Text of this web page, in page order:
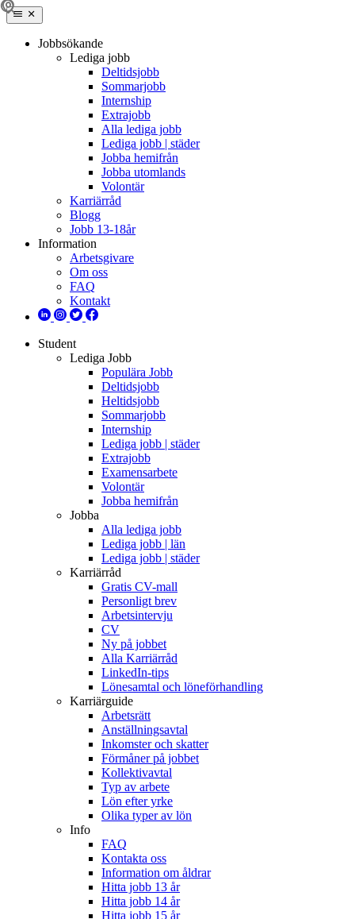
Jobbsökande
Lediga jobb
Deltidsjobb
Sommarjobb
Internship
Extrajobb
Alla lediga jobb
Lediga jobb | städer
Jobba hemifrån
Jobba utomlands
Volontär
Karriärråd
Blogg
Jobb 13-18år
Information
Arbetsgivare
Om oss
FAQ
Kontakt
Student
Lediga Jobb
Populära Jobb
Deltidsjobb
Heltidsjobb
Sommarjobb
Internship
Lediga jobb | städer
Extrajobb
Examensarbete
Volontär
Jobba hemifrån
Jobba
Alla lediga jobb
Lediga jobb | län
Lediga jobb | städer
Karriärråd
Gratis CV-mall
Personligt brev
Arbetsintervju
CV
Ny på jobbet
Alla Karriärråd
LinkedIn-tips
Lönesamtal och löneförhandling
Karriärguide
Arbetsrätt
Anställningsavtal
Inkomster och skatter
Förmåner på jobbet
Kollektivavtal
Typ av arbete
Lön efter yrke
Olika typer av lön
Info
FAQ
Kontakta oss
Information om åldrar
Hitta jobb 13 år
Hitta jobb 14 år
Hitta jobb 15 år